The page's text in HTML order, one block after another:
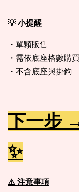
💡 小提醒
・單顆販售
・需依底座格數購
・不含底座與掛鉤
下一步
✨
⚠️ 注意事項